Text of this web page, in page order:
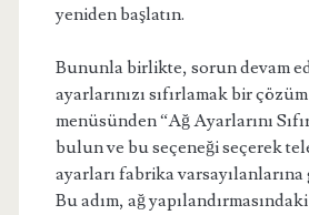
yeniden başlatın.
Bununla birlikte, sorun devam
ayarlarınızı sıfırlamak bir
menüsünden “Ağ Ayarlarını
bulun ve bu seçeneği seçerek
ayarları fabrika
Bu adım, ağ